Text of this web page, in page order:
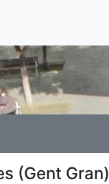
(Gent Gran)